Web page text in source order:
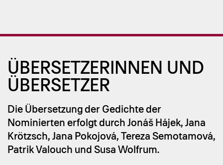
ÜBER­SET­ZE­RIN­NEN UND
ÜBER­SET­ZER
Die Übersetzung der Gedichte der
Nominierten erfolgt durch Jonáš Hájek, Jana
Krötzsch, Jana Pokojová, Tereza Semotamová,
Patrik Valouch und Susa Wolfrum.